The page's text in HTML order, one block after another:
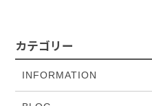
カテゴリー
INFORMATION